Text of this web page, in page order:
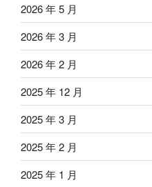
2026 年 5 月
2026 年 3 月
2026 年 2 月
2025 年 12 月
2025 年 3 月
2025 年 2 月
2025 年 1 月